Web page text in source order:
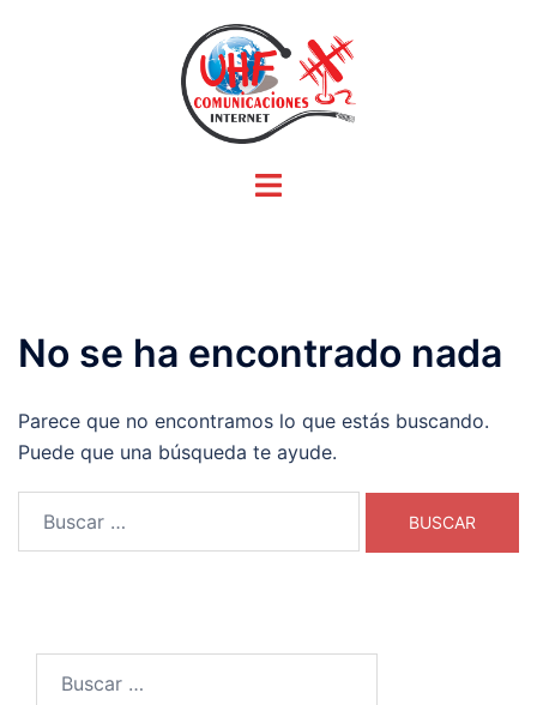
Alternar
No se ha encontrado nada
Parece que no encontramos lo que estás buscando.
Puede que una búsqueda te ayude.